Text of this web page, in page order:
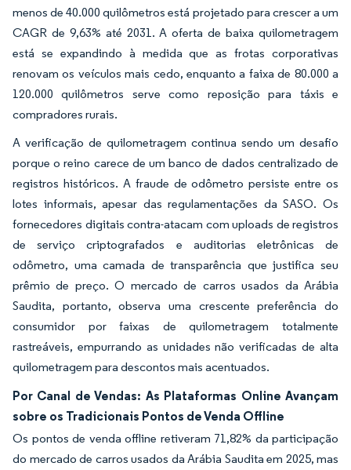
menos de 40.000 quilômetros está projetado para crescer a um
CAGR de 9,63% até 2031. A oferta de baixa quilometragem
está se expandindo à medida que as frotas corporativas
renovam os veículos mais cedo, enquanto a faixa de 80.000 a
120.000 quilômetros serve como reposição para táxis e
compradores rurais.
A verificação de quilometragem continua sendo um desafio
porque o reino carece de um banco de dados centralizado de
registros históricos. A fraude de odômetro persiste entre os
lotes informais, apesar das regulamentações da SASO. Os
fornecedores digitais contra-atacam com uploads de registros
de serviço criptografados e auditorias eletrônicas de
odômetro, uma camada de transparência que justifica seu
prêmio de preço. O mercado de carros usados da Arábia
Saudita, portanto, observa uma crescente preferência do
consumidor por faixas de quilometragem totalmente
rastreáveis, empurrando as unidades não verificadas de alta
quilometragem para descontos mais acentuados.
Por Canal de Vendas: As Plataformas Online Avançam
sobre os Tradicionais Pontos de Venda Offline
Os pontos de venda offline retiveram 71,82% da participação
do mercado de carros usados da Arábia Saudita em 2025, mas